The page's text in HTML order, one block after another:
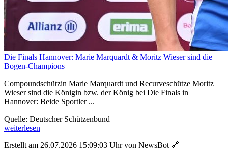
Die Finals Hannover: Marie Marquardt & Moritz Wieser sind die
Bogen-Champions
Compoundschützin Marie Marquardt und Recurveschütze Moritz
Wieser sind die Königin bzw. der König bei Die Finals in
Hannover: Beide Sportler ...
Quelle: Deutscher Schützenbund
weiterlesen
Erstellt am 26.07.2026 15:09:03 Uhr von NewsBot 🔗